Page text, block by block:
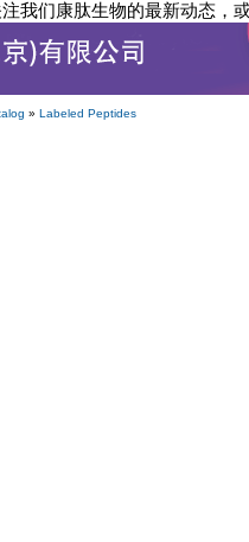
我们康肽生物的最新动态，
» Labeled Peptides